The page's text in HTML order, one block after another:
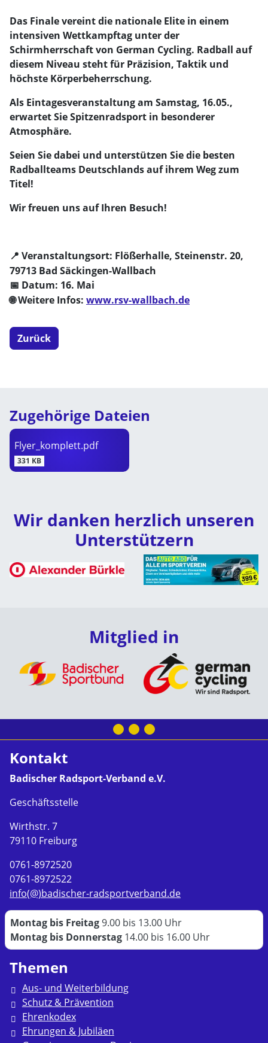
Das Finale vereint die nationale Elite in einem
intensiven Wettkampftag unter der
Schirmherrschaft von German Cycling. Radball auf
diesem Niveau steht für Präzision, Taktik und
höchste Körperbeherrschung.
Als Eintagesveranstaltung am Samstag, 16.05.,
erwartet Sie Spitzenradsport in besonderer
Atmosphäre.
Seien Sie dabei und unterstützen Sie die besten
Radballteams Deutschlands auf ihrem Weg zum
Titel!
Wir freuen uns auf Ihren Besuch!
📍 Veranstaltungsort: Flößerhalle, Steinenstr. 20,
79713 Bad Säckingen-Wallbach
📅 Datum: 16. Mai
🌐Weitere Infos: www.rsv-wallbach.de
Zurück
Zugehörige Dateien
Flyer_komplett.pdf
331 KB
Wir danken herzlich unseren
Unterstützern
Mitglied in
Kontakt
Badischer Radsport-Verband e.V.
Geschäftsstelle
Wirthstr. 7
79110 Freiburg
0761-8972520
0761-8972522
info(@)badischer-radsportverband.de
Montag bis Freitag9.00 bis 13.00 Uhr
Montag bis Donnerstag 14.00 bis 16.00 Uhr
Themen
Aus- und Weiterbildung
Schutz & Prävention
Ehrenkodex
Ehrungen & Jubiläen